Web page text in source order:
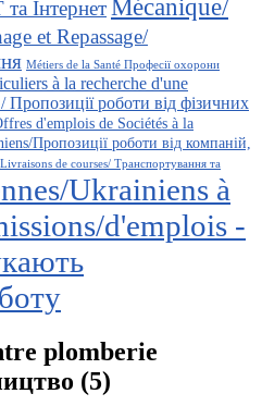
Інтернет Mécanique/
et Repassage/
Métiers de la Santé Професії охорони
à la recherche d'une
роботи від фізичних
d'emplois de Sociétés à la
Пропозиції роботи від компаній,
de courses/ Транспортування та
Ukrainiens à
d'emplois -
plomberie
(5)